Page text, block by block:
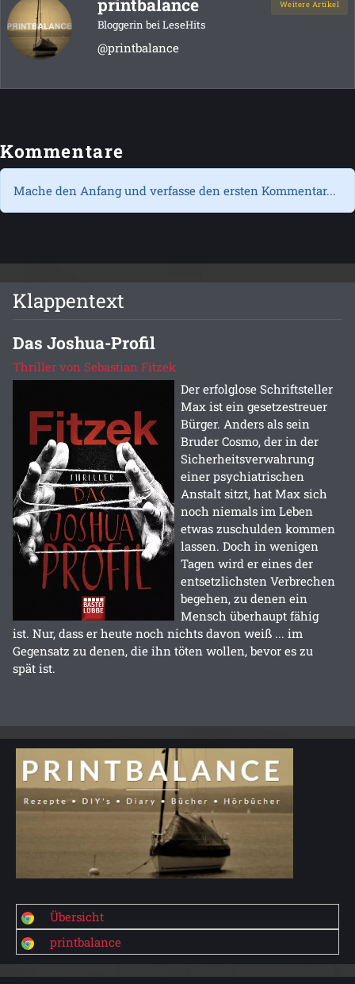
printbalance
Bloggerin bei LeseHits
Weitere Artikel
@printbalance
Kommentare
Mache den Anfang und verfasse den ersten Kommentar...
Klappentext
Das Joshua-Profil
Thriller von Sebastian Fitzek
Der erfolglose Schriftsteller
Max ist ein gesetzestreuer
Bürger. Anders als sein
Bruder Cosmo, der in der
Sicherheitsverwahrung
einer psychiatrischen
Anstalt sitzt, hat Max sich
noch niemals im Leben
etwas zuschulden kommen
lassen. Doch in wenigen
Tagen wird er eines der
entsetzlichsten Verbrechen
begehen, zu denen ein
Mensch überhaupt fähig
ist. Nur, dass er heute noch nichts davon weiß ... im
Gegensatz zu denen, die ihn töten wollen, bevor es zu
spät ist.
Übersicht
printbalance